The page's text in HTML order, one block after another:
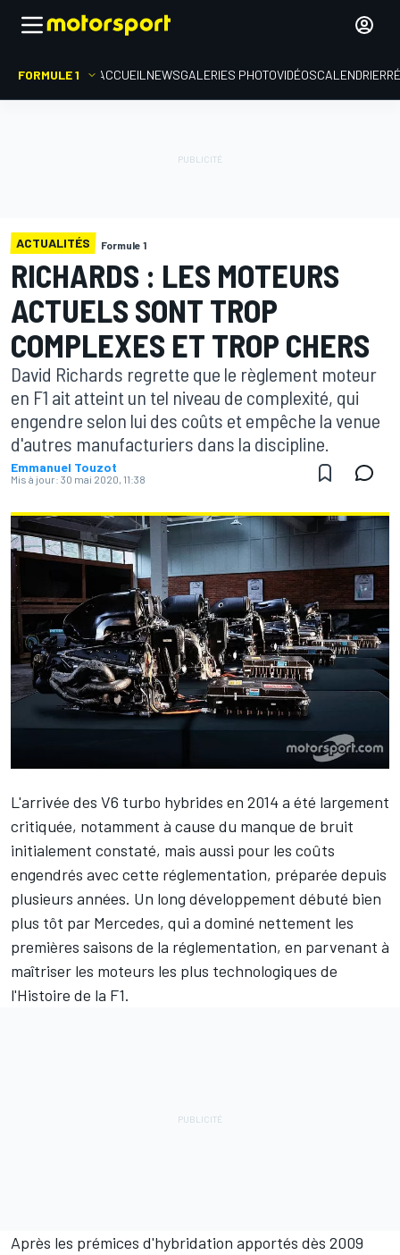
FORMULE 1 ACCUEIL NEWSGALERIES PHOTOVIDÉOSCALENDRIER
ACTUALITÉS Formule 1
RICHARDS : LES MOTEURS
ACTUELS SONT TROP
COMPLEXES ET TROP CHERS
David Richards regrette que le règlement moteur
en F1 ait atteint un tel niveau de complexité, qui
engendre selon lui des coûts et empêche la venue
d'autres manufacturiers dans la discipline.
Emmanuel Touzot
Mis à jour: 30 mai 2020, 11:38
L'arrivée des V6 turbo hybrides en 2014 a été largement
critiquée, notamment à cause du manque de bruit
initialement constaté, mais aussi pour les coûts
engendrés avec cette réglementation, préparée depuis
plusieurs années. Un long développement débuté bien
plus tôt par Mercedes, qui a dominé nettement les
premières saisons de la réglementation, en parvenant à
maîtriser les moteurs les plus technologiques de
l'Histoire de la F1.
Après les prémices d'hybridation apportés dès 2009